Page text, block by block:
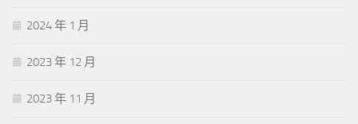
2024 年 1 月
2023 年 12 月
2023 年 11 月